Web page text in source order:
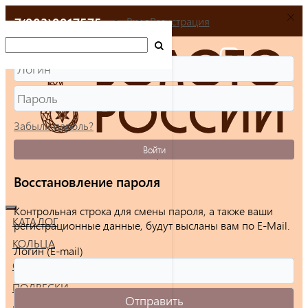
+7(903)9917575
КАТАЛОГ
КОЛЬЦА
СЕРЬГИ
ПОДВЕСКИ
ВходРегистрация
Забыли пароль?
Войти
Восстановление пароля
Контрольная строка для смены пароля, а также ваши
регистрационные данные, будут высланы вам по E-Mail.
Логин (E-mail)